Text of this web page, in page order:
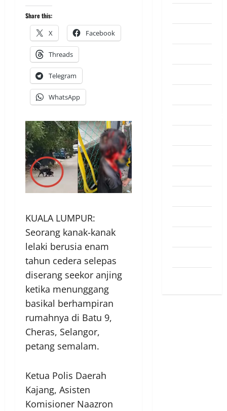
Share this:
X Facebook
Threads
Telegram
WhatsApp
KUALA LUMPUR:
Seorang kanak-kanak
lelaki berusia enam
tahun cedera selepas
diserang seekor anjing
ketika menunggang
basikal berhampiran
rumahnya di Batu 9,
Cheras, Selangor,
petang semalam.
Ketua Polis Daerah
Kajang, Asisten
Komisioner Naazron